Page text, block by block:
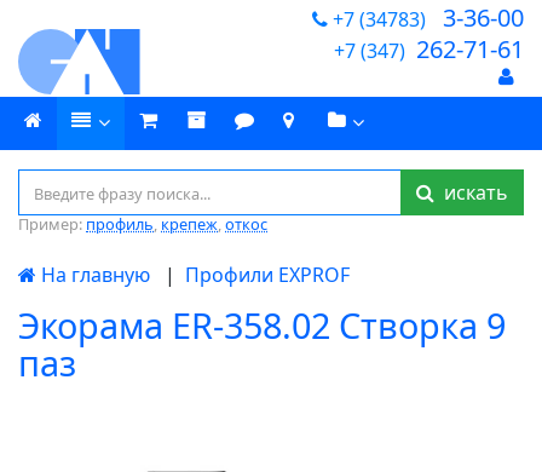
+7 (34783) 3-36-00
+7 (347) 262-71-61
искать
Пример: профиль, крепеж,откос
На главную | Профили EXPROF
Экорама ER-358.02 Створка 9
паз